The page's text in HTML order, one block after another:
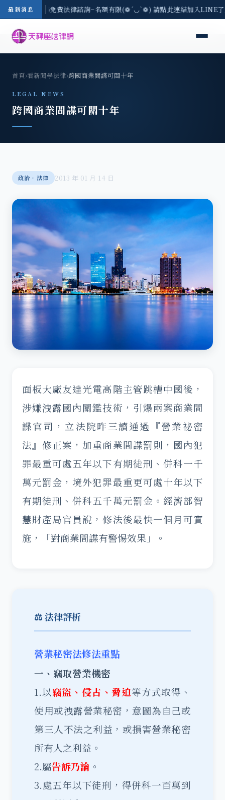
最新消息
-8/3(一) 現場免費法律諮詢~名額有限(❁´◡`❁) 請點此連結加入LINE
首頁›看新聞學法律›跨國商業間諜可關十年
LEGAL NEWS
跨國商業間諜可關十年
政治‧法律 2013 年 01 月 14 日
面板大廠友達光電高階主管跳槽中國後，
涉嫌洩露國內關鑑技術，引爆兩案商業間
諜官司，立法院昨三讀通過『營業祕密
法』修正案，加重商業間諜罰則，國內犯
罪最重可處五年以下有期徒刑、併科一千
萬元罰金，境外犯罪最重更可處十年以下
有期徒刑、併科五千萬元罰金。經濟部智
慧財產局官員說，修法後最快一個月可實
施，「對商業間諜有警惕效果」。
⚖️ 法律評析
營業秘密法修法重點
一、竊取營業機密
1.以竊盜、侵占、脅迫等方式取得、
使用或洩露營業秘密，意圖為自己或
第三人不法之利益，或損害營業秘密
所有人之利益。
2.屬告訴乃論 。
3.處五年以下徒刑，得併科一百萬到